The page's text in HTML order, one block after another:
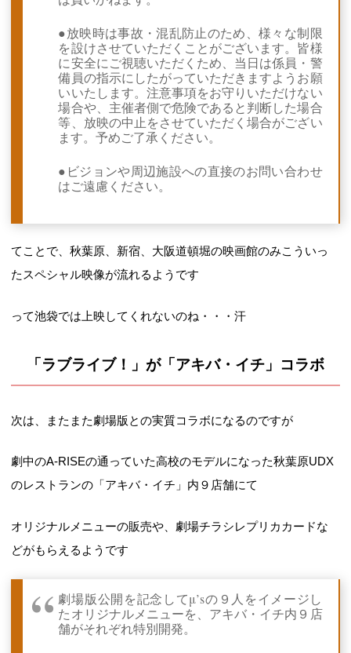
●放映時は事故・混乱防止のため、様々な制限
を設けさせていただくことがございます。皆様
に安全にご視聴いただくため、当日は係員・警
備員の指示にしたがっていただきますようお願
いいたします。注意事項をお守りいただけない
場合や、主催者側で危険であると判断した場合
等、放映の中止をさせていただく場合がござい
ます。予めご了承ください。
●ビジョンや周辺施設への直接のお問い合わせ
はご遠慮ください。
てことで、秋葉原、新宿、大阪道頓堀の映画館のみこういっ
たスペシャル映像が流れるようです
って池袋では上映してくれないのね・・・汗
「ラブライブ！」が「アキバ・イチ」コラボ
次は、またまた劇場版との実質コラボになるのですが
劇中のA-RISEの通っていた高校のモデルになった秋葉原UDX
のレストランの「アキバ・イチ」内９店舗にて
オリジナルメニューの販売や、劇場チラシレプリカカードな
どがもらえるようです
劇場版公開を記念してμ’sの９人をイメージし
たオリジナルメニューを、アキバ・イチ内９店
舗がそれぞれ特別開発。